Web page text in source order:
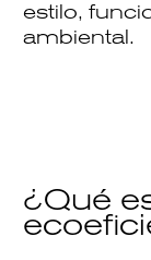
estilo,
ambiental.
¿Qué